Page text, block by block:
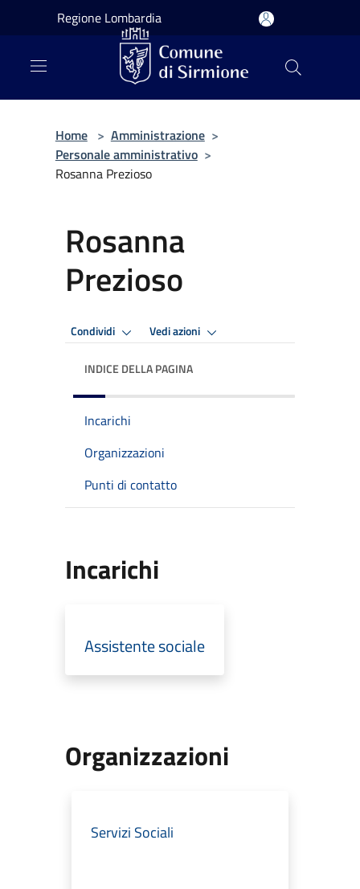
Salta al contenuto principale
Regione Lombardia
Home > Amministrazione >
Personale amministrativo >
Rosanna Prezioso
Rosanna
Prezioso
Condividi Vedi azioni
INDICE DELLA PAGINA
Incarichi
Organizzazioni
Punti di contatto
Incarichi
Assistente sociale
Organizzazioni
Servizi Sociali